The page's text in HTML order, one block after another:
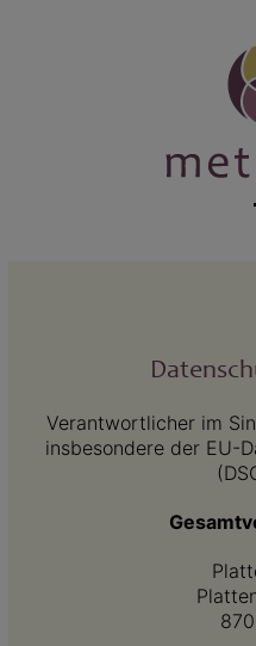
Verantwortlicher im
insbesondere der EU-